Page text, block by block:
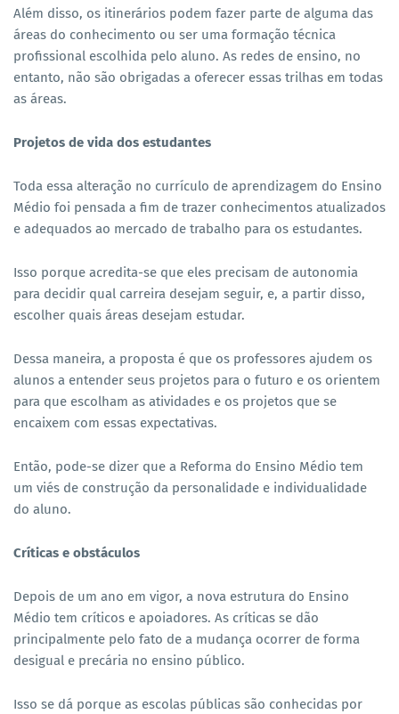
Além disso, os itinerários podem fazer parte de alguma das
áreas do conhecimento ou ser uma formação técnica
profissional escolhida pelo aluno. As redes de ensino, no
entanto, não são obrigadas a oferecer essas trilhas em todas
as áreas.
Projetos de vida dos estudantes
Toda essa alteração no currículo de aprendizagem do Ensino
Médio foi pensada a fim de trazer conhecimentos atualizados
e adequados ao mercado de trabalho para os estudantes.
Isso porque acredita-se que eles precisam de autonomia
para decidir qual carreira desejam seguir, e, a partir disso,
escolher quais áreas desejam estudar.
Dessa maneira, a proposta é que os professores ajudem os
alunos a entender seus projetos para o futuro e os orientem
para que escolham as atividades e os projetos que se
encaixem com essas expectativas.
Então, pode-se dizer que a Reforma do Ensino Médio tem
um viés de construção da personalidade e individualidade
do aluno.
Críticas e obstáculos
Depois de um ano em vigor, a nova estrutura do Ensino
Médio tem críticos e apoiadores. As críticas se dão
principalmente pelo fato de a mudança ocorrer de forma
desigual e precária no ensino público.
Isso se dá porque as escolas públicas são conhecidas por